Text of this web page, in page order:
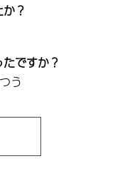
？
ですか？
う